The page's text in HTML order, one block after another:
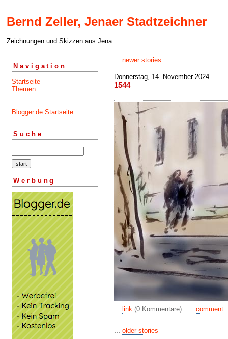
Bernd Zeller, Jenaer Stadtzeichner
Zeichnungen und Skizzen aus Jena
Navigation
Startseite
Themen
Blogger.de Startseite
Suche
Werbung
... newer stories
Donnerstag, 14. November 2024
1544
... link (0 Kommentare) ... comment
... older stories